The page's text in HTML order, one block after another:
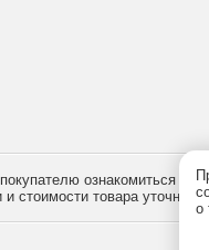
ознакомиться
стоимости товара
о